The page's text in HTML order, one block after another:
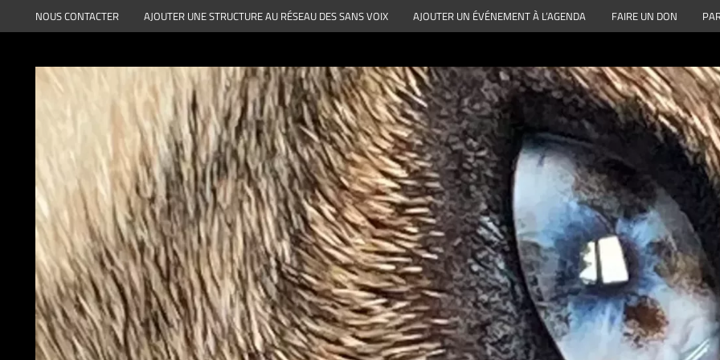
au
NOUS CONTACTER AJOUTER UNE STRUCTURE AU RÉSEAU DES SANS VOIX AJOUTER UN ÉVÉNEMENT À L’AGENDA FAIRE UN DON